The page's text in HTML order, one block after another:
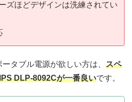
ズほどデザインは洗練されてい
タブル電源が欲しい方は、 スペ
DLP-8092Cが一番良いです。